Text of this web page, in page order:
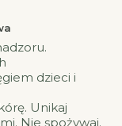
dzieci i
Unikaj
Nie spożywaj.